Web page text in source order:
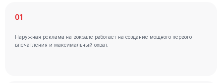
01
Наружная реклама на вокзале работает на создание мощного первого
впечатления и максимальный охват.